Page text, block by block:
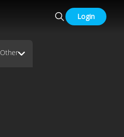
Login
Other